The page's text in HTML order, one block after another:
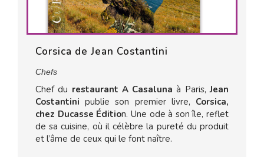
Corsica de Jean Costantini
Chefs
Chef du restaurant A Casalunaà Paris,Jean
Costantinipublie son premier livre, Corsica,
chez Ducasse Édition. Une ode à son île, reflet
de sa cuisine, où il célèbre la pureté du produit
et l’âme de ceux qui le font naître.